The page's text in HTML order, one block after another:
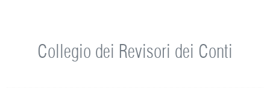
Collegio dei Revisori dei Conti